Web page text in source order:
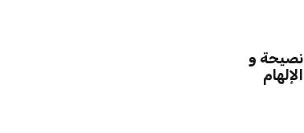
نصيحة و
الإلهام